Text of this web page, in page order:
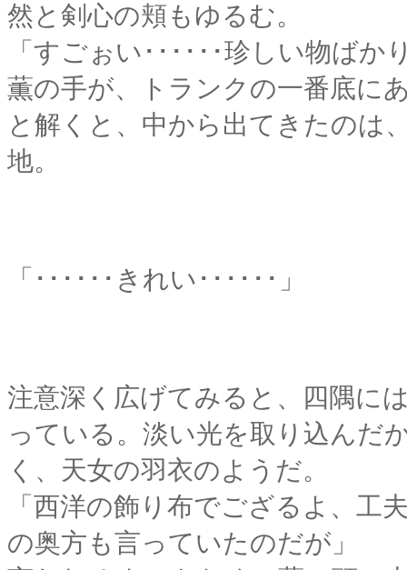
然と剣心の頬もゆるむ。
「すごぉい･･････珍しい物ばか
薫の手が、トランクの一番底に
と解くと、中から出てきたのは
地。
「･･････きれい･･････」
注意深く広げてみると、四隅に
っている。淡い光を取り込んだ
く、天女の羽衣のようだ。
「西洋の飾り布でござるよ、工
の奥方も言っていたのだが」